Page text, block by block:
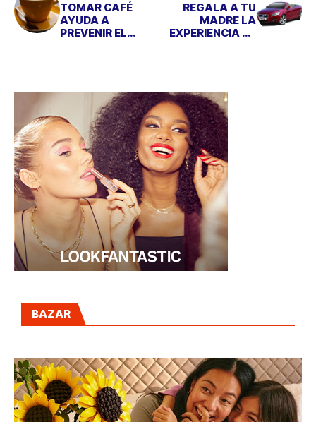
TOMAR CAFÉ
AYUDA A
PREVENIR EL
REGALA A TU
MADRE LA
EXPERIENCIA DE
BAZAR